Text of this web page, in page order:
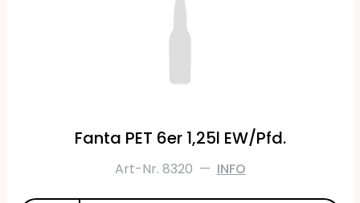
Fanta PET 6er 1,25l EW/Pfd.
Art-Nr. 8320 — INFO